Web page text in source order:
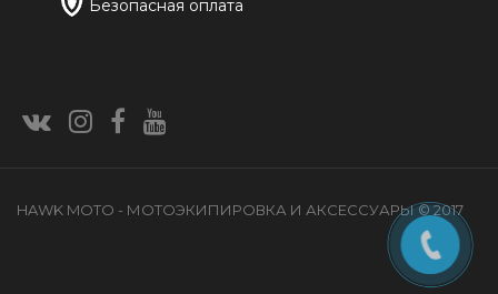
Безопасная оплата
HAWK MOTO - МОТОЭКИПИРОВКА И АКСЕССУАРЫ © 2017